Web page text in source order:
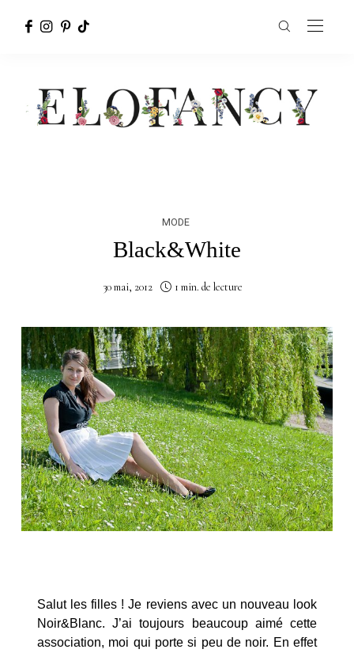
MODE
Black&White
30 mai, 2012 1 min. de lecture
Salut les filles ! Je reviens avec un nouveau look
Noir&Blanc. J’ai toujours beaucoup aimé cette
association, moi qui porte si peu de noir. En effet